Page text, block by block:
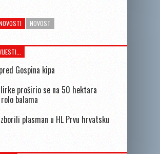
NOVOST
Gospina kipa
proširio se na 50 hektara
balama
plasman u HL Prvu hrvatsku